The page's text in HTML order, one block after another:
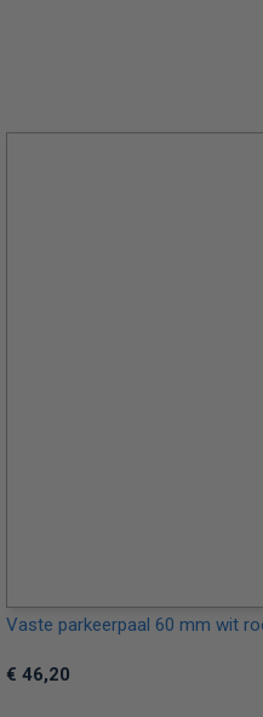
Vaste parkeerpaal 60 mm wit
€ 46,20